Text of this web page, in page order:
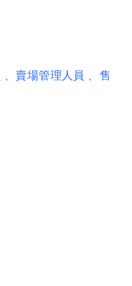
、賣場管理人員
、售